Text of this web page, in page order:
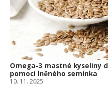
Omega-3 mastné kyseliny
pomocí lněného semínka
10. 11. 2025